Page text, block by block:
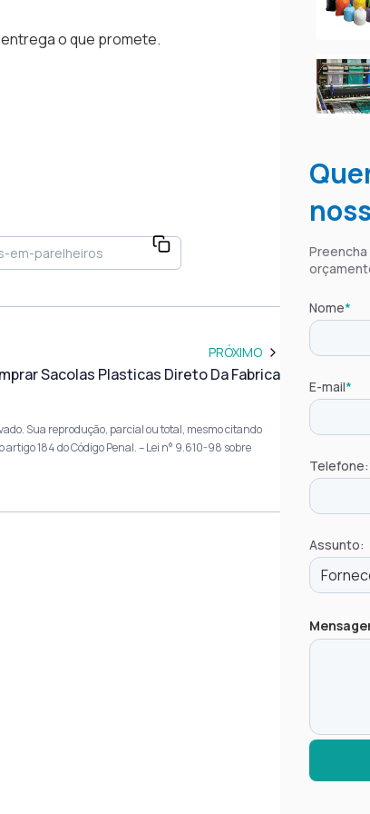
o que promete.
PRÓXIMO
Sacolas Plasticas Direto Da Fabrica
Sua reprodução, parcial ou total, mesmo citando
184 do Código Penal. –Lei n° 9.610-98 sobre
Sacola
Sacola
Sacola
Fábrica
Fábrica
Nome*
E-mail*
Telefone:
Assunto: